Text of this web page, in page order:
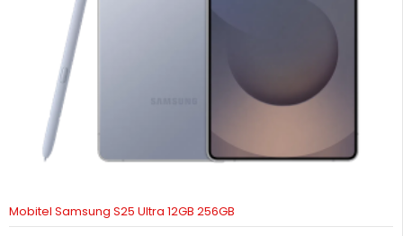
Mobitel Samsung S25 Ultra 12GB 256GB